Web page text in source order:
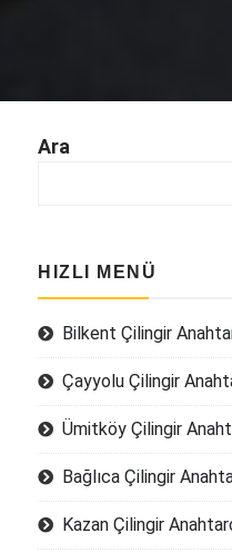
Ara
HIZLI MENÜ
Bilkent Çilingir
Çayyolu Çilingir
Ümitköy Çilingir
Bağlıca Çilingir
Kazan Çilingir